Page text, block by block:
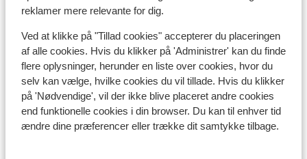
reklamer mere relevante for dig.
Ved at klikke på "Tillad cookies" accepterer du placeringen
af alle cookies. Hvis du klikker på 'Administrer' kan du finde
flere oplysninger, herunder en liste over cookies, hvor du
selv kan vælge, hvilke cookies du vil tillade. Hvis du klikker
på 'Nødvendige', vil der ikke blive placeret andre cookies
end funktionelle cookies i din browser. Du kan til enhver tid
ændre dine præferencer eller trække dit samtykke tilbage.
Liftkort
Undervisning
Skileje